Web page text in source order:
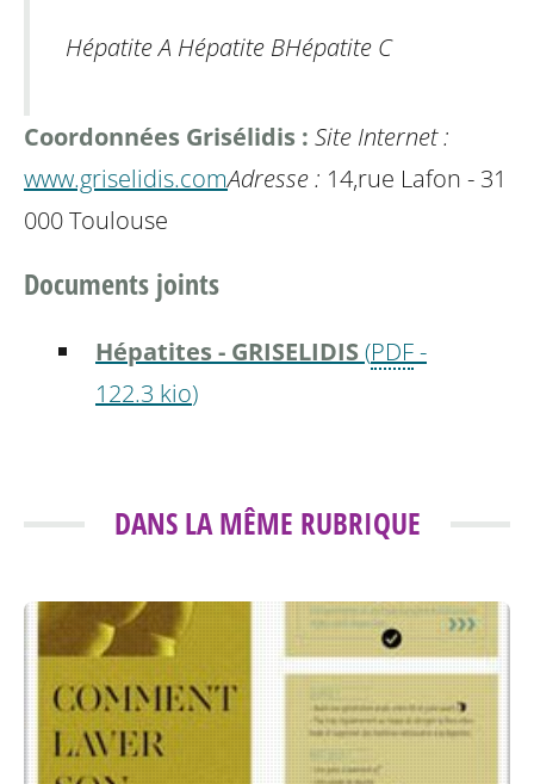
Hépatite A Hépatite BHépatite C
Coordonnées Grisélidis : Site Internet :
www.griselidis.comAdresse : 14,rue Lafon - 31
000 Toulouse
Documents joints
Hépatites - GRISELIDIS(PDF-
122.3 kio)
DANS LA MÊME RUBRIQUE